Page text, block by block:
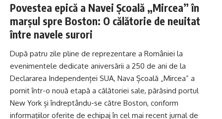
Povestea epică a Navei Școală „Mircea” în
marșul spre Boston: O călătorie de neuitat
între navele surori
După patru zile pline de reprezentare a României la
evenimentele dedicate aniversării a 250 de ani de la
Declararea Independenței SUA, Nava Școală „Mircea” a
pornit într-o nouă etapă a călătoriei sale, părăsind portul
New York și îndreptându-se către Boston, conform
informațiilor oferite de echipaj în cel mai recent jurnal de